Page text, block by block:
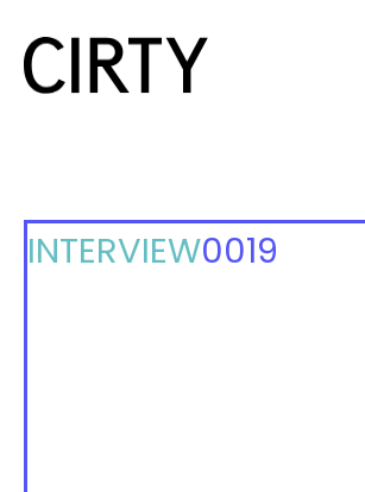
INTERVIEW0019